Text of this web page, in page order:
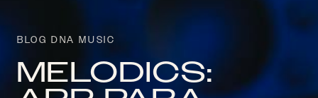
BLOG DNA MUSIC
MELODICS: